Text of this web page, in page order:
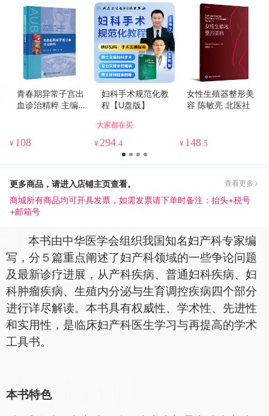
青春期异常子宫出
血诊治精粹 主编：
¥ 108
妇科手术规范化教
程【U盘版】
大家都在买
¥ 294 .4
女性生殖器整形美
容 陈敏亮 北医社
¥ 148.5
查看更多
更多商品，请进入店铺主页查看。
商城所有商品均可开具发票，如需发票请下单时备注：抬头+税号
+邮箱号
本书由中华医学会组织我国知名妇产科专家编
写，分５篇重点阐述了妇产科领域的一些争论问题
及最新诊疗进展，从产科疾病、普通妇科疾病、妇
科肿瘤疾病、生殖内分泌与生育调控疾病四个部分
进行详尽解读。本书具有权威性、学术性、先进性
和实用性，是临床妇产科医生学习与再提高的学术
工具书。
本书特色